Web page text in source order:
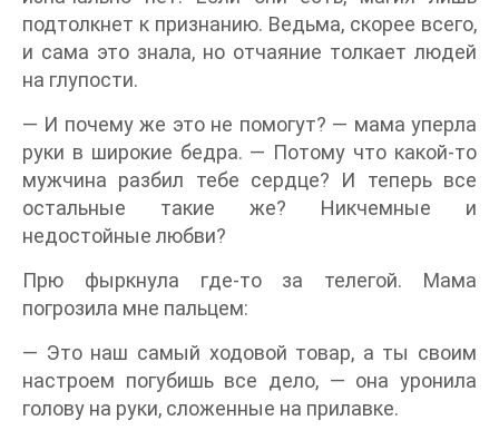
подтолкнет к признанию. Ведьма, скорее всего,
и сама это знала, но отчаяние толкает людей
на глупости.
— И почему же это не помогут? — мама уперла
руки в широкие бедра. — Потому что какой-то
мужчина разбил тебе сердце? И теперь все
остальные такие же? Никчемные и
недостойные любви?
Прю фыркнула где-то за телегой. Мама
погрозила мне пальцем:
— Это наш самый ходовой товар, а ты своим
настроем погубишь все дело, — она уронила
голову на руки, сложенные на прилавке.